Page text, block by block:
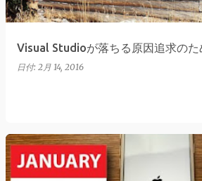
Visual Studioが落ちる原因追求のた
日付: 2月 14, 2016